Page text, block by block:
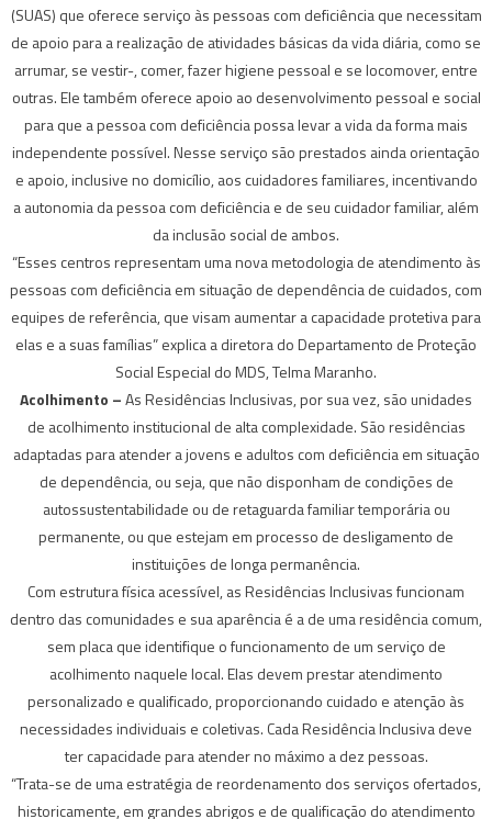
(SUAS) que oferece serviço às pessoas com deficiência que necessitam
de apoio para a realização de atividades básicas da vida diária, como se
arrumar, se vestir-, comer, fazer higiene pessoal e se locomover, entre
outras. Ele também oferece apoio ao desenvolvimento pessoal e social
para que a pessoa com deficiência possa levar a vida da forma mais
independente possível. Nesse serviço são prestados ainda orientação
e apoio, inclusive no domicílio, aos cuidadores familiares, incentivando
a autonomia da pessoa com deficiência e de seu cuidador familiar, além
da inclusão social de ambos.
“Esses centros representam uma nova metodologia de atendimento às
pessoas com deficiência em situação de dependência de cuidados, com
equipes de referência, que visam aumentar a capacidade protetiva para
elas e a suas famílias” explica a diretora do Departamento de Proteção
Social Especial do MDS, Telma Maranho.
Acolhimento –As Residências Inclusivas, por sua vez, são unidades
de acolhimento institucional de alta complexidade. São residências
adaptadas para atender a jovens e adultos com deficiência em situação
de dependência, ou seja, que não disponham de condições de
autossustentabilidade ou de retaguarda familiar temporária ou
permanente, ou que estejam em processo de desligamento de
instituições de longa permanência.
Com estrutura física acessível, as Residências Inclusivas funcionam
dentro das comunidades e sua aparência é a de uma residência comum,
sem placa que identifique o funcionamento de um serviço de
acolhimento naquele local. Elas devem prestar atendimento
personalizado e qualificado, proporcionando cuidado e atenção às
necessidades individuais e coletivas. Cada Residência Inclusiva deve
ter capacidade para atender no máximo a dez pessoas.
“Trata-se de uma estratégia de reordenamento dos serviços ofertados,
historicamente, em grandes abrigos e de qualificação do atendimento